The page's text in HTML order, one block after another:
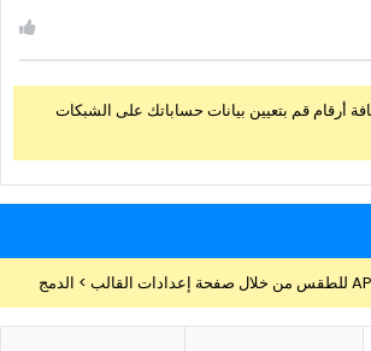
أرقام قم بتعيين بيانات حساباتك على الشبكات